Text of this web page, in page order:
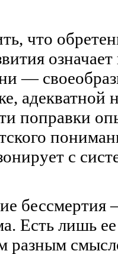
что
—
адекватной
поправки
с
бессмертия
Есть лишь
разным